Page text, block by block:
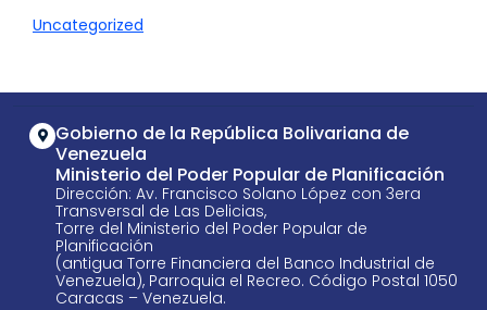
Uncategorized
Gobierno de la República Bolivariana de
Venezuela
Ministerio del Poder Popular de Planificación
Dirección: Av. Francisco Solano López con 3era
Transversal de Las Delicias,
Torre del Ministerio del Poder Popular de
Planificación
(antigua Torre Financiera del Banco Industrial de
Venezuela), Parroquia el Recreo. Código Postal 1050
Caracas – Venezuela.